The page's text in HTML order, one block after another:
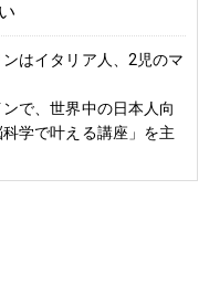
はイタリア人、2児のマ
で、世界中の日本人向
学で叶える講座」を主